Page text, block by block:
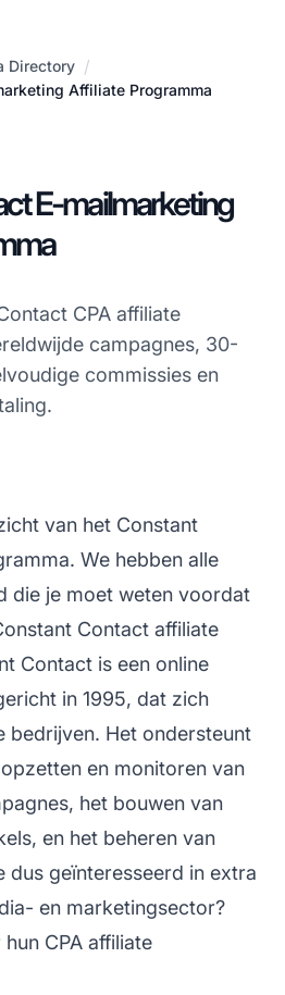
Directory /
Affiliate Programma
E-mailmarketing
CPA affiliate
campagnes, 30-
commissies en
van het Constant
We hebben alle
die je moet weten voordat
Contact affiliate
Contact is een online
in 1995, dat zich
bedrijven. Het ondersteunt
en monitoren van
het bouwen van
en het beheren van
dus geïnteresseerd in extra
en marketingsector?
CPA affiliate